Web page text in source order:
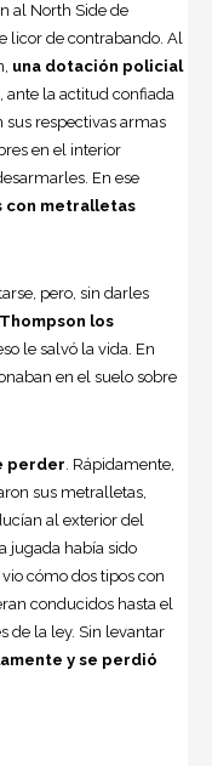
al North Side de
licor de contrabando. Al
una dotación policial
, ante la actitud confiada
sus respectivas armas
en el interior
En ese
con metralletas
pero, sin dar­les
los
le salvó la vida. En
en el suelo sobre
perder. Rápidamente,
sus metra­lletas,
al exterior del
jugada había sido
cómo dos tipos con
conducidos hasta el
de la ley. Sin levantar
y se perdió